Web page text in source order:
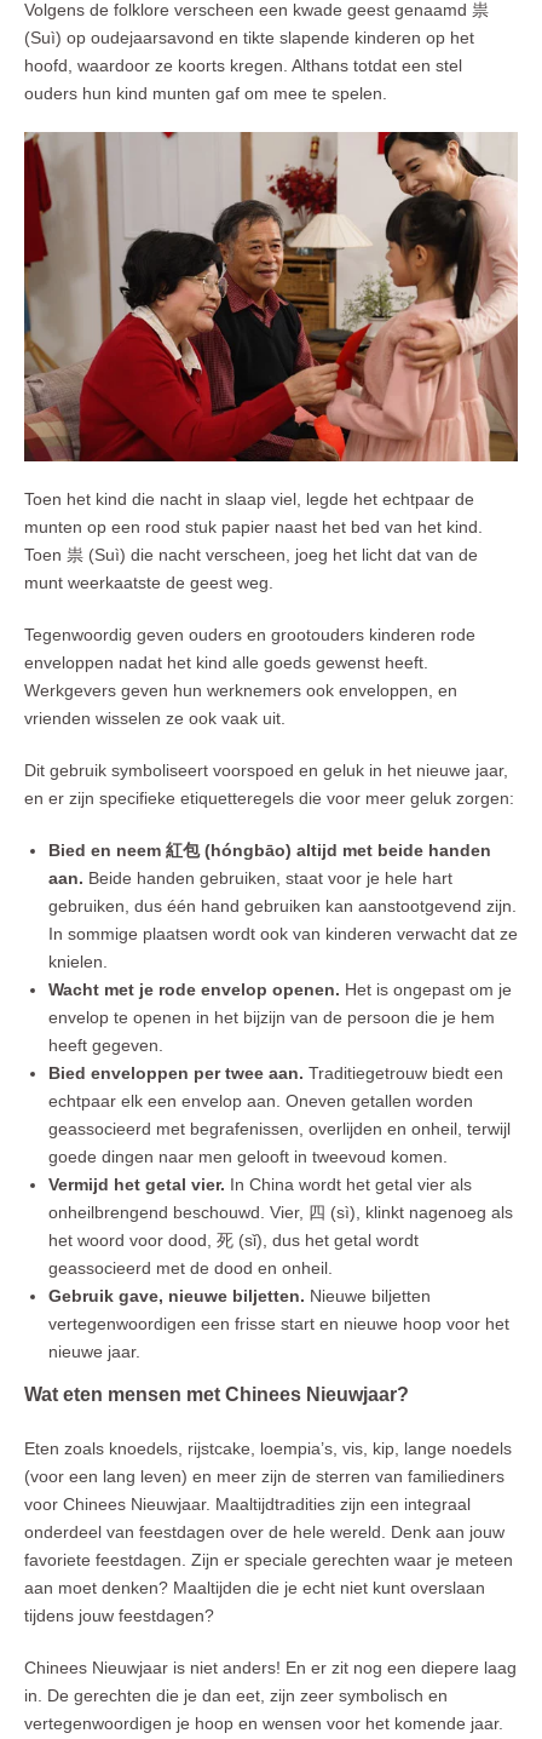
Volgens de folklore verscheen een kwade geest genaamd 祟
(Suì) op oudejaarsavond en tikte slapende kinderen op het
hoofd, waardoor ze koorts kregen. Althans totdat een stel
ouders hun kind munten gaf om mee te spelen.
Toen het kind die nacht in slaap viel, legde het echtpaar de
munten op een rood stuk papier naast het bed van het kind.
Toen 祟 (Suì) die nacht verscheen, joeg het licht dat van de
munt weerkaatste de geest weg.
Tegenwoordig geven ouders en grootouders kinderen rode
enveloppen nadat het kind alle goeds gewenst heeft.
Werkgevers geven hun werknemers ook enveloppen, en
vrienden wisselen ze ook vaak uit.
Dit gebruik symboliseert voorspoed en geluk in het nieuwe jaar,
en er zijn specifieke etiquetteregels die voor meer geluk zorgen:
Bied en neem 紅包 (hóngbāo) altijd met beide handen
aan. Beide handen gebruiken, staat voor je hele hart
gebruiken, dus één hand gebruiken kan aanstootgevend zijn.
In sommige plaatsen wordt ook van kinderen verwacht dat ze
knielen.
Wacht met je rode envelop openen. Het is ongepast om je
envelop te openen in het bijzijn van de persoon die je hem
heeft gegeven.
Bied enveloppen per twee aan. Traditiegetrouw biedt een
echtpaar elk een envelop aan. Oneven getallen worden
geassocieerd met begrafenissen, overlijden en onheil, terwijl
goede dingen naar men gelooft in tweevoud komen.
Vermijd het getal vier. In China wordt het getal vier als
onheilbrengend beschouwd. Vier, 四 (sì), klinkt nagenoeg als
het woord voor dood, 死 (sǐ), dus het getal wordt
geassocieerd met de dood en onheil.
Gebruik gave, nieuwe biljetten. Nieuwe biljetten
vertegenwoordigen een frisse start en nieuwe hoop voor het
nieuwe jaar.
Wat eten mensen met Chinees Nieuwjaar?
Eten zoals knoedels, rijstcake, loempia’s, vis, kip, lange noedels
(voor een lang leven) en meer zijn de sterren van familiediners
voor Chinees Nieuwjaar. Maaltijdtradities zijn een integraal
onderdeel van feestdagen over de hele wereld. Denk aan jouw
favoriete feestdagen. Zijn er speciale gerechten waar je meteen
aan moet denken? Maaltijden die je echt niet kunt overslaan
tijdens jouw feestdagen?
Chinees Nieuwjaar is niet anders! En er zit nog een diepere laag
in. De gerechten die je dan eet, zijn zeer symbolisch en
vertegenwoordigen je hoop en wensen voor het komende jaar.